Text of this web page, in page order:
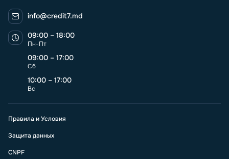
info@credit7.md
09:00 – 18:00
Пн-Пт
09:00 – 17:00
Сб
10:00 – 17:00
Вс
Правила и Условия
Защита данных
CNPF